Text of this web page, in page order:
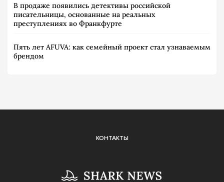
В продаже появились детективы российской
писательницы, основанные на реальных
преступлениях во Франкфурте
Пять лет AFUVA: как семейный проект стал узнаваемым
брендом
КОНТАКТЫ